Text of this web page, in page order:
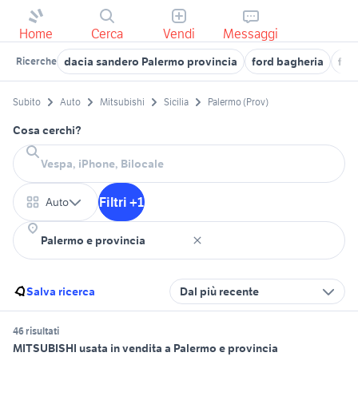
Home Cerca Vendi Messaggi
Ricerche dacia sandero Palermo provincia ford bagheria
Subito Auto Mitsubishi Sicilia Palermo (Prov)
Cosa cerchi?
Auto Filtri +1
Salva ricerca Dal più recente
46 risultati
MITSUBISHI usata in vendita a Palermo e provincia